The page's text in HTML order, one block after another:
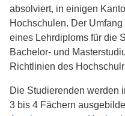
absolviert, in einigen
Hochschulen. Der
eines Lehrdiploms für die
Bachelor- und
Richtlinien des
Die Studierenden werden
3 bis 4 Fächern